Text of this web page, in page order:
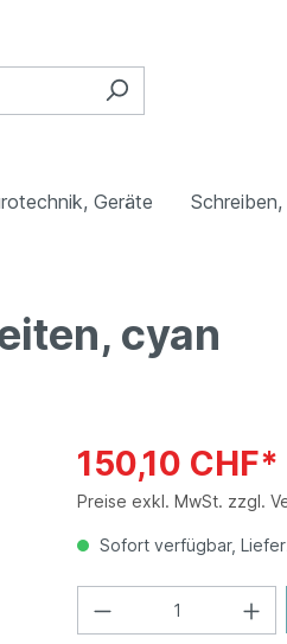
Geräte
cyan
150,10 CHF*
Preise exkl. MwSt. zzgl.
Sofort verfügbar,